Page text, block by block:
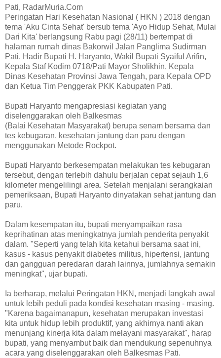
Pati, RadarMuria.Com
Peringatan Hari Kesehatan Nasional ( HKN ) 2018 dengan
tema 'Aku Cinta Sehat' bersub tema 'Ayo Hidup Sehat, Mulai
Dari Kita' berlangsung Rabu pagi (28/11) bertempat di
halaman rumah dinas Bakorwil Jalan Panglima Sudirman
Pati. Hadir Bupati H. Haryanto, Wakil Bupati Syaiful Arifin,
Kepala Staf Kodim 0718/Pati Mayor Sholikhin, Kepala
Dinas Kesehatan Provinsi Jawa Tengah, para Kepala OPD
dan Ketua Tim Penggerak PKK Kabupaten Pati.
Bupati Haryanto mengapresiasi kegiatan yang
diselenggarakan oleh Balkesmas
(Balai Kesehatan Masyarakat) berupa senam bersama dan
tes kebugaran, kesehatan jantung dan paru dengan
menggunakan Metode Rockpot.
Bupati Haryanto berkesempatan melakukan tes kebugaran
tersebut, dengan terlebih dahulu berjalan cepat sejauh 1,6
kilometer mengelilingi area. Setelah menjalani serangkaian
pemeriksaan, Bupati Haryanto dinyatakan sehat jantung dan
paru.
Dalam kesempatan itu, bupati menyampaikan rasa
keprihatinan atas meningkatnya jumlah penderita penyakit
dalam. "Seperti yang telah kita ketahui bersama saat ini,
kasus - kasus penyakit diabetes militus, hipertensi, jantung
dan gangguan peredaran darah lainnya, jumlahnya semakin
meningkat", ujar bupati.
Ia berharap, melalui Peringatan HKN, menjadi langkah awal
untuk lebih peduli pada kondisi kesehatan masing - masing.
"Karena bagaimanapun, kesehatan merupakan investasi
kita untuk hidup lebih produktif, yang akhirnya nanti akan
menunjang kinerja kita dalam melayani masyarakat", harap
bupati, yang menyambut baik dan mendukung sepenuhnya
acara yang diselenggarakan oleh Balkesmas Pati.